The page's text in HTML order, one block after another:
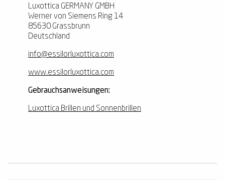
Luxottica GERMANY GMBH
Werner von Siemens Ring 14
85630 Grassbrunn
Deutschland
info@essilorluxottica.com
www.essilorluxottica.com
Gebrauchsanweisungen:
Luxottica Brillen und Sonnenbrillen